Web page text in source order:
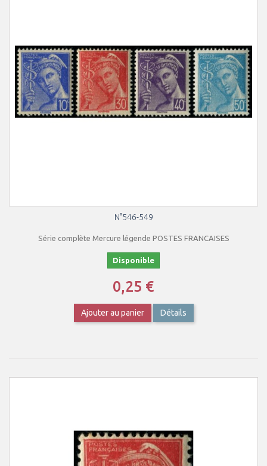
N°546-549
Série complète Mercure légende POSTES FRANCAISES
Disponible
0,25 €
Ajouter au panier Détails